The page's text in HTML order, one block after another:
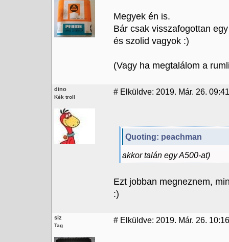
Megyek én is.
Bár csak visszafogottan
és szolid vagyok :)
(Vagy ha megtalálom a
dino
Kék troll
# Elküldve: 2019. Már. 26. 09:41
Quoting: peachman
akkor talán egy A500-at)
Ezt jobban megneznem,
:)
siz
Tag
# Elküldve: 2019. Már. 26. 10:16